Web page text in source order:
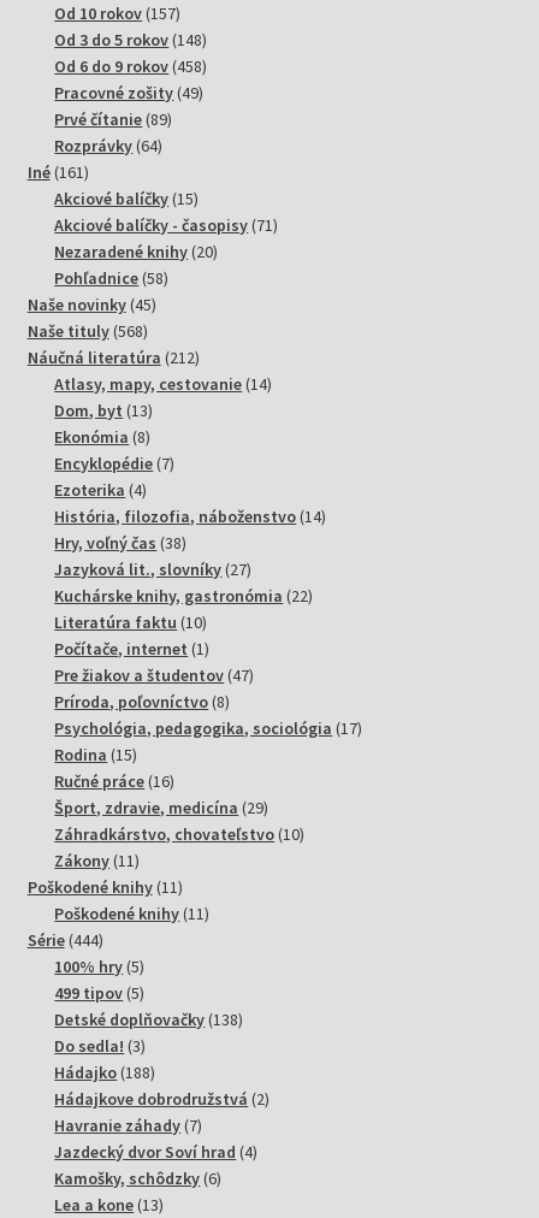
produktov
Od 10 rokov 157157
produktov
Od 3 do 5 rokov 148148
produktov
Od 6 do 9 rokov 458458
produktov
Pracovné zošity 4949
Prvé čítanie 8989
Rozprávky 6464
Iné 161161
produktov
Akciové balíčky 1515
produktov
Akciové balíčky - časopisy 7171
Nezaradené knihy 2020
Pohľadnice 5858
Naše novinky 4545
Naše tituly 568568
produktov
Náučná literatúra 212212
produktov
Atlasy, mapy, cestovanie 1414
Dom, byt 1313
produktov
Ekonómia 88
produktov
Encyklopédie 77
Ezoterika 44
produkty
História, filozofia, náboženstvo 1414
Hry, voľný čas 3838
produktov
Jazyková lit., slovníky 2727
produktov
Kuchárske knihy, gastronómia 2222
Literatúra faktu 1010
produktov
Počítače, internet 11
produkt
Pre žiakov a študentov 4747
Príroda, poľovníctvo 88
produktov
Psychológia, pedagogika, sociológia 1717
Rodina 1515
produktov
Ručné práce 1616
produktov
Šport, zdravie, medicína 2929
produktov
Záhradkárstvo, chovateľstvo 1010
Zákony 1111
produktov
Poškodené knihy 1111
produktov
Poškodené knihy 1111
Série 444444
produktov
100% hry 55
produktov
499 tipov 55
produktov
Detské doplňovačky 138138
Do sedla! 33
produkty
Hádajko 188188
produktov
Hádajkove dobrodružstvá 22
Havranie záhady 77
produktov
Jazdecký dvor Soví hrad 44
Kamošky, schôdzky 66
Lea a kone 1313